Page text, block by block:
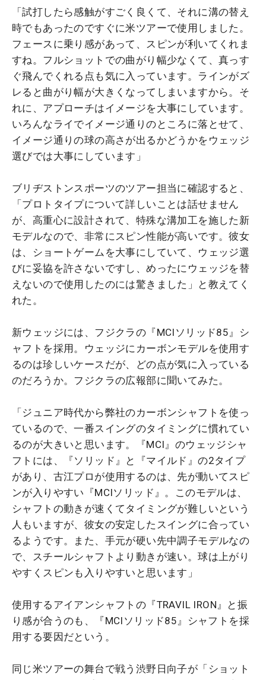
「試打したら感触がすごく良くて、それに溝の替え
時でもあったのですぐに米ツアーで使用しました。
フェースに乗り感があって、スピンが利いてくれま
すね。フルショットでの曲がり幅少なくて、真っす
ぐ飛んでくれる点も気に入っています。ラインがズ
レると曲がり幅が大きくなってしまいますから。そ
れに、アプローチはイメージを大事にしています。
いろんなライでイメージ通りのところに落とせて、
イメージ通りの球の高さが出るかどうかをウェッジ
選びでは大事にしています」
ブリヂストンスポーツのツアー担当に確認すると、
「プロトタイプについて詳しいことは話せません
が、高重心に設計されて、特殊な溝加工を施した新
モデルなので、非常にスピン性能が高いです。彼女
は、ショートゲームを大事にしていて、ウェッジ選
びに妥協を許さないですし、めったにウェッジを替
えないので使用したのには驚きました」と教えてく
れた。
新ウェッジには、フジクラの『MCIソリッド85』シ
ャフトを採用。ウェッジにカーボンモデルを使用す
るのは珍しいケースだが、どの点が気に入っている
のだろうか。フジクラの広報部に聞いてみた。
「ジュニア時代から弊社のカーボンシャフトを使っ
ているので、一番スイングのタイミングに慣れてい
るのが大きいと思います。『MCI』のウェッジシャ
フトには、『ソリッド』と『マイルド』の2タイプ
があり、古江プロが使用するのは、先が動いてスピ
ンが入りやすい『MCIソリッド』。このモデルは、
シャフトの動きが速くてタイミングが難しいという
人もいますが、彼女の安定したスイングに合ってい
るようです。また、手元が硬い先中調子モデルなの
で、スチールシャフトより動きが速い。球は上がり
やすくスピンも入りやすいと思います」
使用するアイアンシャフトの『TRAVIL IRON』と振
り感が合うのも、『MCIソリッド85』シャフトを採
用する要因だという。
同じ米ツアーの舞台で戦う渋野日向子が「ショット